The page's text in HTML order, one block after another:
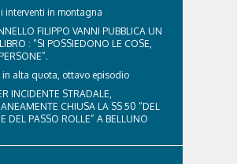
interventi in montagna
FILIPPO VANNI PUBBLICA UN
: “SI POSSIEDONO LE COSE,
in alta quota, ottavo episodio
INCIDENTE STRADALE,
CHIUSA LA SS 50 “DEL
DEL PASSO ROLLE” A BELLUNO